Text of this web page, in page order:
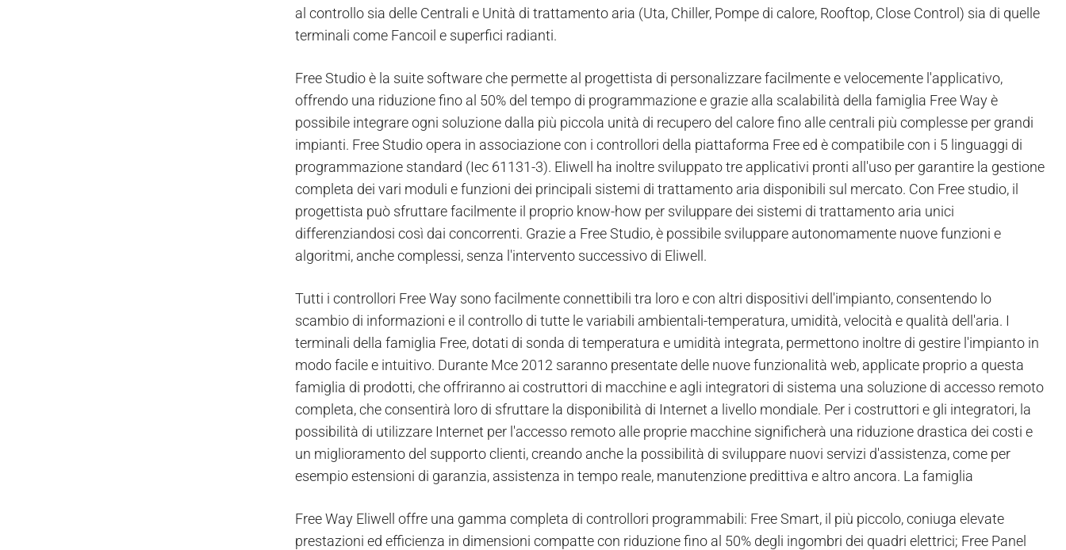
al controllo sia delle Centrali e Unità di trattamento aria (Uta, Chiller, Pompe di calore, Rooftop, Close Control) sia di quelle
terminali come Fancoil e superfici radianti.
Free Studio è la suite software che permette al progettista di personalizzare facilmente e velocemente l'applicativo,
offrendo una riduzione fino al 50% del tempo di programmazione e grazie alla scalabilità della famiglia Free Way è
possibile integrare ogni soluzione dalla più piccola unità di recupero del calore fino alle centrali più complesse per grandi
impianti. Free Studio opera in associazione con i controllori della piattaforma Free ed è compatibile con i 5 linguaggi di
programmazione standard (Iec 61131-3). Eliwell ha inoltre sviluppato tre applicativi pronti all'uso per garantire la gestione
completa dei vari moduli e funzioni dei principali sistemi di trattamento aria disponibili sul mercato. Con Free studio, il
progettista può sfruttare facilmente il proprio know-how per sviluppare dei sistemi di trattamento aria unici
differenziandosi così dai concorrenti. Grazie a Free Studio, è possibile sviluppare autonomamente nuove funzioni e
algoritmi, anche complessi, senza l'intervento successivo di Eliwell.
Tutti i controllori Free Way sono facilmente connettibili tra loro e con altri dispositivi dell'impianto, consentendo lo
scambio di informazioni e il controllo di tutte le variabili ambientali-temperatura, umidità, velocità e qualità dell'aria. I
terminali della famiglia Free, dotati di sonda di temperatura e umidità integrata, permettono inoltre di gestire l'impianto in
modo facile e intuitivo. Durante Mce 2012 saranno presentate delle nuove funzionalità web, applicate proprio a questa
famiglia di prodotti, che offriranno ai costruttori di macchine e agli integratori di sistema una soluzione di accesso remoto
completa, che consentirà loro di sfruttare la disponibilità di Internet a livello mondiale. Per i costruttori e gli integratori, la
possibilità di utilizzare Internet per l'accesso remoto alle proprie macchine significherà una riduzione drastica dei costi e
un miglioramento del supporto clienti, creando anche la possibilità di sviluppare nuovi servizi d'assistenza, come per
esempio estensioni di garanzia, assistenza in tempo reale, manutenzione predittiva e altro ancora. La famiglia
Free Way Eliwell offre una gamma completa di controllori programmabili: Free Smart, il più piccolo, coniuga elevate
prestazioni ed efficienza in dimensioni compatte con riduzione fino al 50% degli ingombri dei quadri elettrici; Free Panel